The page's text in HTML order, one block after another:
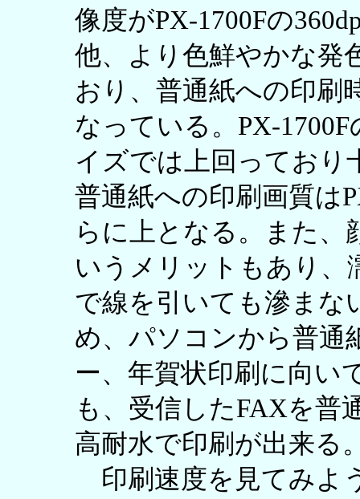
像度がPX-1700Fの
他、より色鮮やかな発
おり、普通紙への印刷
なっている。PX-
イズでは上回っており
普通紙への印刷画質は
らに上となる。また、
いうメリットもあり、
で線を引いても滲まな
め、パソコンから普通
ー、年賀状印刷に向い
も、受信したFAXを普
高耐水で印刷が出来る
印刷速度を見てみよ